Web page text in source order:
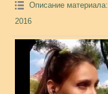
Описание материала:
2016